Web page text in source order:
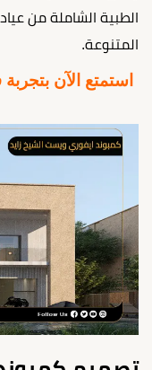
الطبية الشاملة من
المتنوعة.
استمتع الآن